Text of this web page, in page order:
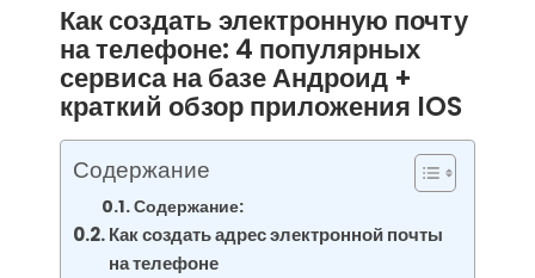
Как создать электронную почту
на телефоне: 4 популярных
сервиса на базе Андроид +
краткий обзор приложения IOS
Содержание
Содержание:
Как создать адрес электронной почты
на телефоне